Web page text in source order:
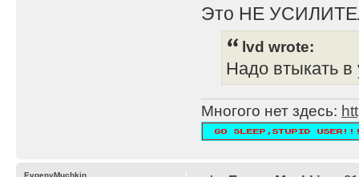
Это НЕ
lvd wrote:
Надо втыкать в
Многого нет здесь:
EvgenyMuchkin